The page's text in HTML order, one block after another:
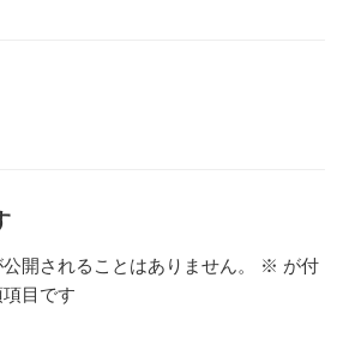
開されることはありません。 ※ が付
目です